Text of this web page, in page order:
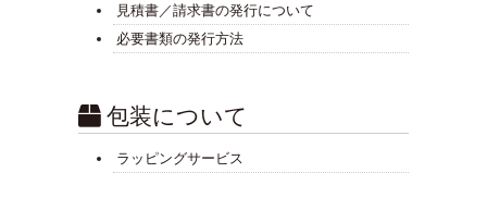
見積書／請求書の発行について
必要書類の発行方法
包装について
ラッピングサービス